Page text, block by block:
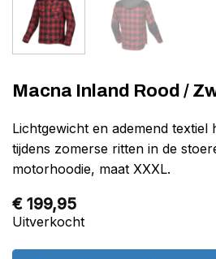
Macna Inland Rood /
Lichtgewicht en ademend textiel
tijdens zomerse ritten in de
motorhoodie, maat XXXL.
€ 199,95
Uitverkocht